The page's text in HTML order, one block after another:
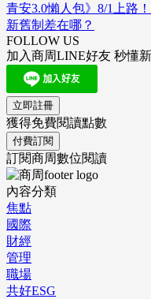
青安3.0懶人包》8/1上路
新舊制差在哪？
FOLLOW US
加入商周LINE好友 秒懂
立即註冊
獲得免費閱讀點數
付費訂閱
訂閱商周數位閱讀
內容分類
焦點
國際
財經
管理
職場
共好ESG